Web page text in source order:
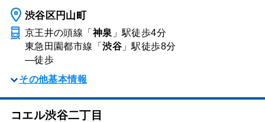
渋谷区円山町
京王井の頭線「 神泉 」駅徒歩4分
東急田園都市線「渋谷」駅徒歩8分
―徒歩
その他基本情報
コエル渋谷二丁目